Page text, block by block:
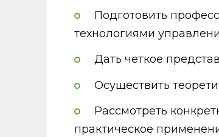
Подготовить
технологиями
Дать четкое
Осуществить
Рассмотреть
практическое